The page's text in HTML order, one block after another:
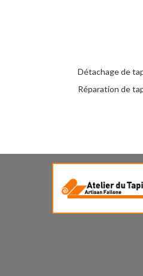
Détachage de
Réparation de